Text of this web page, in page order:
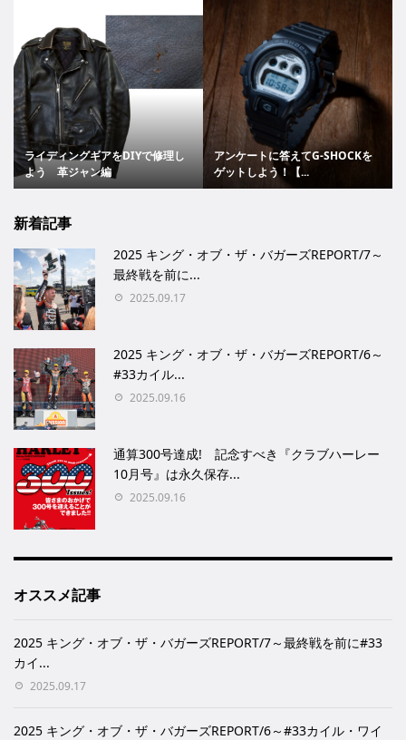
ライディングギアをDIYで修理し
よう 革ジャン編
アンケートに答えてG-SHOCKを
ゲットしよう！【...
新着記事
2025 キング・オブ・ザ・バガーズREPORT/7～
最終戦を前に...
2025.09.17
2025 キング・オブ・ザ・バガーズREPORT/6～
#33カイル...
2025.09.16
通算300号達成! 記念すべき『クラブハーレー
10月号』は永久保存...
2025.09.16
オススメ記事
2025 キング・オブ・ザ・バガーズREPORT/7～最終戦を前に#33
カイ...
2025.09.17
2025 キング・オブ・ザ・バガーズREPORT/6～#33カイル・ワイ